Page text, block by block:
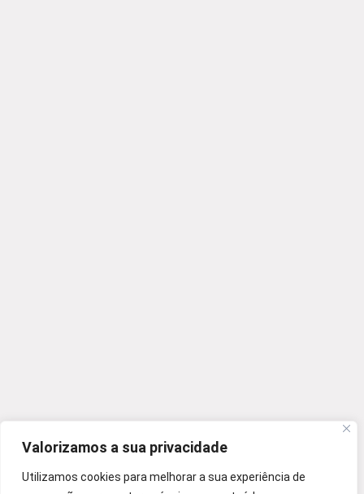
Valorizamos a sua privacidade
Utilizamos cookies para melhorar a sua experiência de